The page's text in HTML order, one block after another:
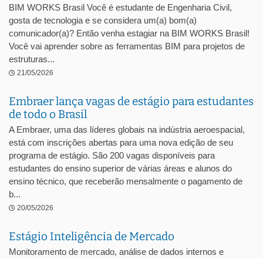
BIM WORKS Brasil Você é estudante de Engenharia Civil,
gosta de tecnologia e se considera um(a) bom(a)
comunicador(a)? Então venha estagiar na BIM WORKS Brasil!
Você vai aprender sobre as ferramentas BIM para projetos de
estruturas...
21/05/2026
Embraer lança vagas de estágio para estudantes
de todo o Brasil
A Embraer, uma das líderes globais na indústria aeroespacial,
está com inscrições abertas para uma nova edição de seu
programa de estágio. São 200 vagas disponíveis para
estudantes do ensino superior de várias áreas e alunos do
ensino técnico, que receberão mensalmente o pagamento de
b...
20/05/2026
Estágio Inteligência de Mercado
Monitoramento de mercado, análise de dados internos e